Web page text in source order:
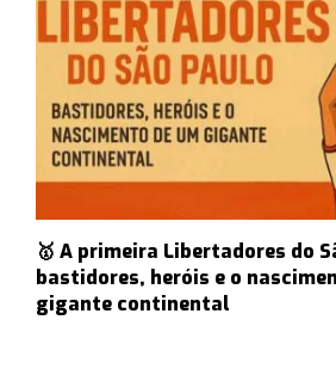
🥇 A primeira Libertadores do
bastidores, heróis e o
gigante continental